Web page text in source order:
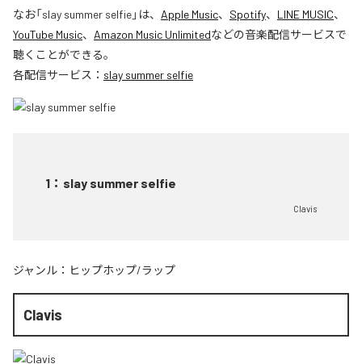
なお「slay summer selfie」は、 Apple Music、 Spotify、 LINE MUSIC、
YouTube Music、 Amazon Music Unlimitedなどの音楽配信サービスで
聴くことができる。
各配信サービス： slay summer selfie
1 ： slay summer selfie
Clavis
ジャンル： ヒップホップ/ラップ
Clavis